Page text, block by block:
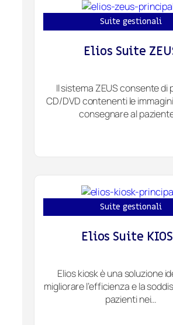
Suite gestionali
Elios Suite
Il sistema ZEUS consente di
CD/DVD contenenti le
consegnare al
Suite gestionali
Elios Suite
Elios kiosk è una soluzione
migliorare l’efficienza e la
pazienti nei…